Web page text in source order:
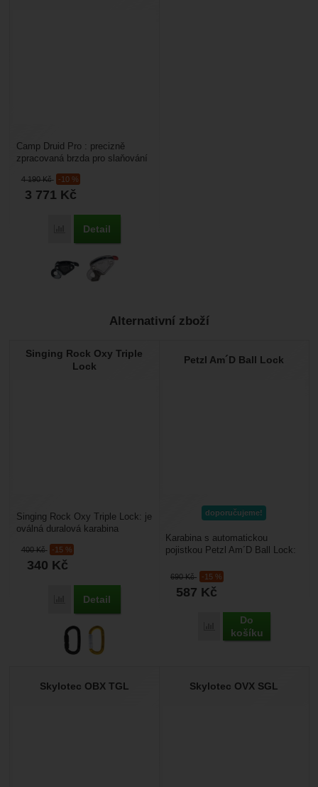
4 190Kč -10 %
3 771 Kč
Porovnat
Detail
Camp Druid Pro : precizně
zpracovaná brzda pro slaňování
práci ve výškách....
Alternativní zboží
Singing Rock Oxy Triple
Lock
400Kč -15 %
340 Kč
Porovnat
Detail
Singing Rock Oxy Triple Lock: je
oválná duralová karabina
triple lock....
Petzl Am´D Ball Lock
doporučujeme!
690Kč -15 %
587 Kč
Porovnat
Do
košíku
Karabina s automatickou
pojistkou Petzl Am´D Ball Lock:
osmu nebo kyblík...
Skylotec OBX TGL Skylotec OVX SGL